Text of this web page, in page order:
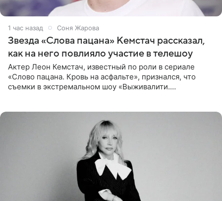
1 час назад Соня Жарова
Звезда «Слова пацана» Кемстач рассказал,
как на него повлияло участие в телешоу
Актер Леон Кемстач, известный по роли в сериале
«Слово пацана. Кровь на асфальте», признался, что
съемки в экстремальном шоу «Выживалити.